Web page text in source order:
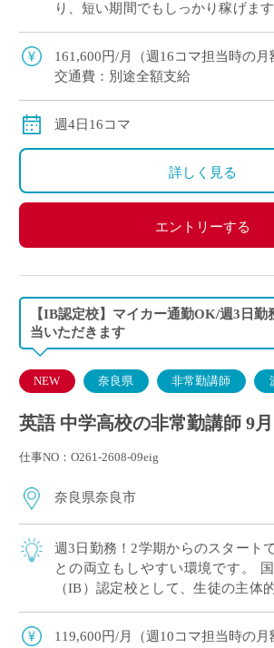
り、短い期間でもしっかり稼げま
・これまで長年つちかってこられ
161,600円/月（週16コマ担当時の月
交通費：別途全額支給
週4日16コマ
詳しく見る
エントリーする
【IB認定校】マイカー通勤OK/週3日勤
当いただきます
NEW 奈良県 非常勤講師
英語 中学高校の非常勤講師 9
仕事NO：O261-2608-09eig
奈良県奈良市
週3日勤務！2学期からのスタート
との両立もしやすい環境です。
（IB）認定校として、生徒の主体
が多く、とても落ち着いた雰囲気
119,600円/月（週10コマ担当時の月